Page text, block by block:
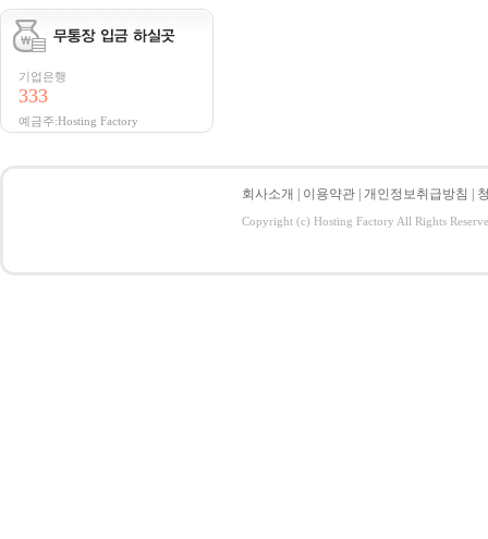
기업은행
333
예금주:Hosting Factory
회사소개 이용약관 개인정보취급방침
Copyright (c) Hosting Factory All Rights